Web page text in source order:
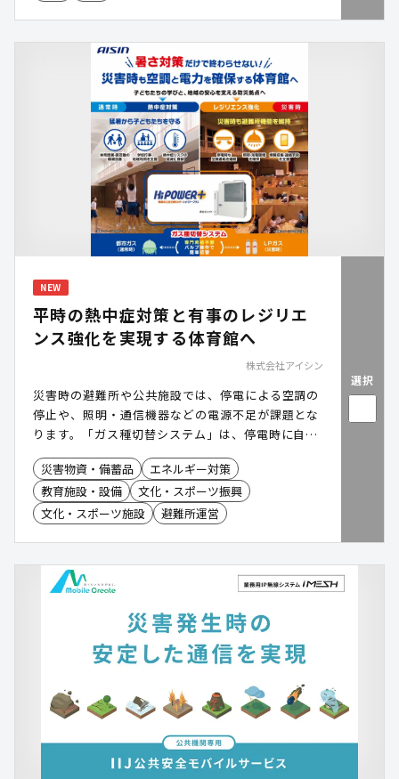
NEW
平時の熱中症対策と有事のレジリエ
ンス強化を実現する体育館へ
株式会社アイシン
災害時の避難所や公共施設では、停電による空調の
停止や、照明・通信機器などの電源不足が課題とな
ります。「ガス種切替システム」は、停電時に自立
発電運転を行い、空調に加えて照明や通信機器など
へ電力を供給できる電源自立型空調です。さらに、
都市ガスの供給が停止した場合には、LPガスへ切り
替えて運転を継続することが可能です。災害時にお
災害物資・備蓄品
エネルギー対策
教育施設・設備
文化・スポーツ振興
文化・スポーツ施設
避難所運営
選択